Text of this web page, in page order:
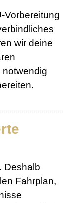
Vorbereitung
wir deine
notwendig
Deshalb
Fahrplan,